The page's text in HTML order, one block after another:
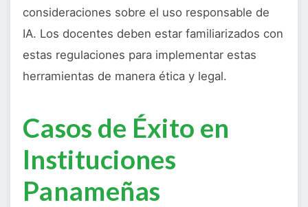
consideraciones sobre el uso responsable de
IA. Los docentes deben estar familiarizados con
estas regulaciones para implementar estas
herramientas de manera ética y legal.
Casos de Éxito en
Instituciones
Panameñas